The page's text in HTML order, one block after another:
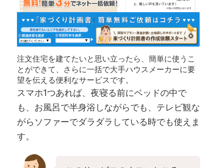
注文住宅を建てたいと思い立ったら、簡単に使うこ
とができて、さらに一括で大手ハウスメーカーに要
望を伝える便利なサービスです。
スマホ1つあれば、夜寝る前にベッドの中で
も、お風呂で半身浴しながらでも、テレビ観な
がらソファーでダラダラしている時でも使えま
す。